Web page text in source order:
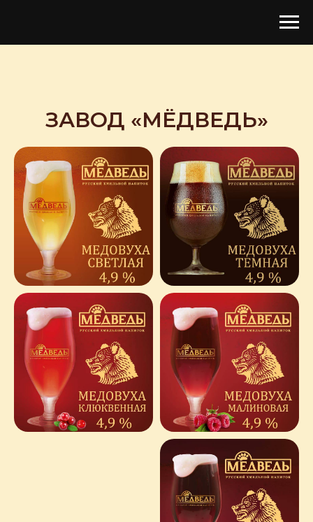
ЗАВОД «МЁДВЕДЬ»